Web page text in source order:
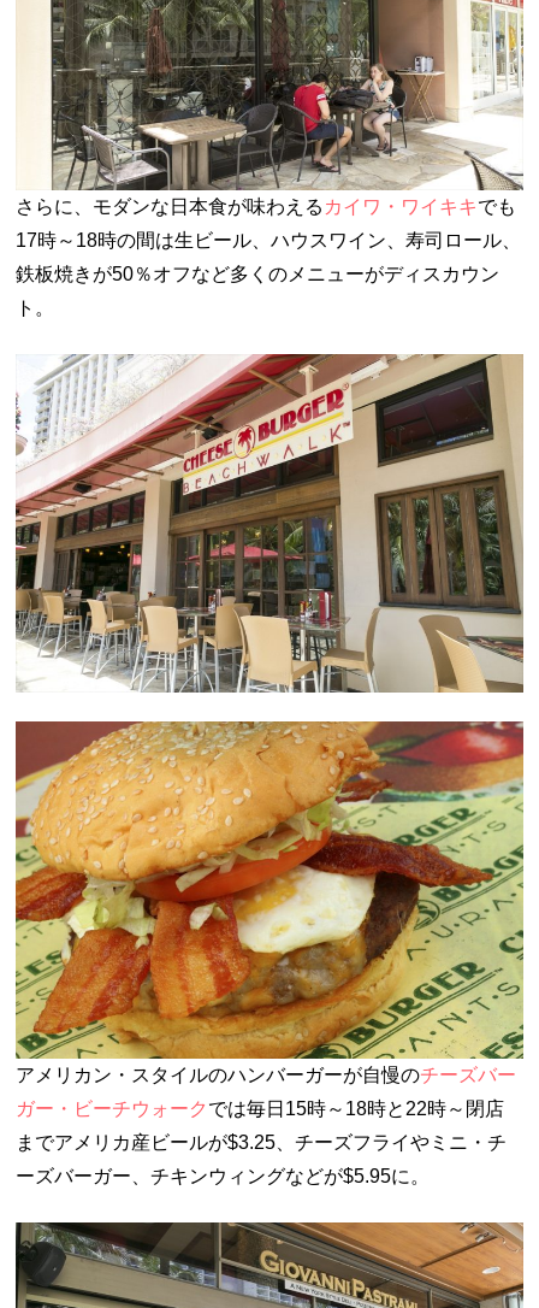
さらに、モダンな日本食が味わえる カイワ・ワイキキでも
17時～18時の間は生ビール、ハウスワイン、寿司ロール、
鉄板焼きが50％オフなど多くのメニューがディスカウン
ト。
アメリカン・スタイルのハンバーガーが自慢のチーズバー
ガー・ビーチウォーク では毎日15時～18時と22時～閉店
までアメリカ産ビールが$3.25、チーズフライやミニ・チ
ーズバーガー、チキンウィングなどが$5.95に。